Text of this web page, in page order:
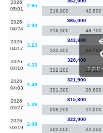
2026
05/01
2.95
319,900
42,600
2026
04/24
2.93
365,000
316,300
48,700
2026
04/17
3.23
343,800
320,300
23,500
2026
04/10
4.23
320,400
302,200
18,200
2026
04/03
3.49
321,900
301,300
20,600
2026
03/27
1.39
315,800
298,200
17,600
2026
03/19
2.08
322,900
300,600
22,300
スクロ